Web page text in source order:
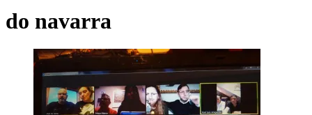
do navarra